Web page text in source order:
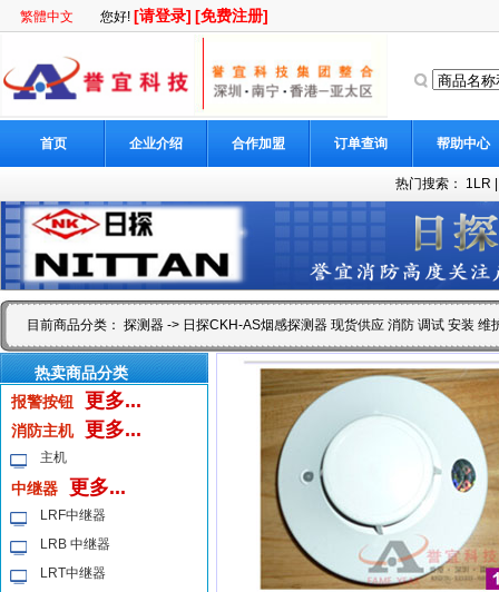
繁體中文 您好! [请登录] [免费注册]
首页 企业介绍 合作加盟 订单查询 帮助中心
热门搜索： 1LR
目前商品分类： 探测器 -> 日探CKH-AS烟感探测器 现货供应 消防 调试 安装 维
热卖商品分类
报警按钮
更多...
消防主机 更多...
主机
中继器 更多...
LRF中继器
LRB 中继器
LRT中继器